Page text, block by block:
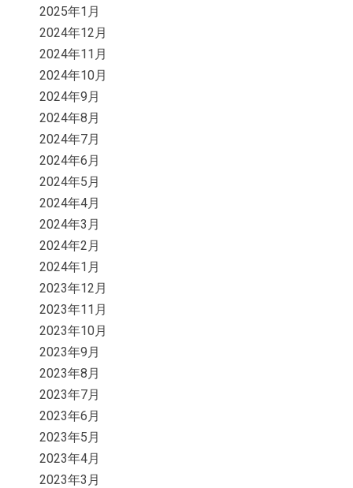
2025年1月
2024年12月
2024年11月
2024年10月
2024年9月
2024年8月
2024年7月
2024年6月
2024年5月
2024年4月
2024年3月
2024年2月
2024年1月
2023年12月
2023年11月
2023年10月
2023年9月
2023年8月
2023年7月
2023年6月
2023年5月
2023年4月
2023年3月